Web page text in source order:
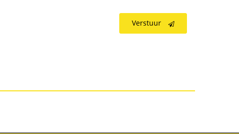
Verstuur